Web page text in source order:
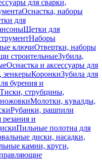
для сварки,
Оснастка, наборы
для
Щетки для
Наборы
ключиОтвертки, наборы
строительныеЗубила,
Оснастка и аксессуары для
зенкерыКоронкиЗубила для
бурения и
Тиски, струбцины,
Молотки, кувалды,
Рубанки, рашпили
резания и
Пильные полотна для
диски, насадки,
камни, круги,